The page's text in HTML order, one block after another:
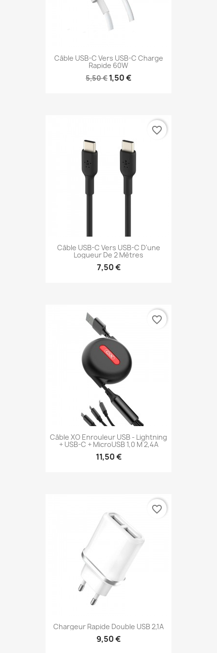
Câble USB-C Vers USB-C Charge
Rapide 60W
5,50 € 1,50 €
Câble USB-C Vers USB-C D'une
Logueur De 2 Mètres
7,50 €
favorite_border
Câble XO Enrouleur USB - Lightning
+ USB-C + MicroUSB 1,0 M 2,4A
11,50 €
favorite_border
Chargeur Rapide Double USB 2,1A
9,50 €
favorite_border